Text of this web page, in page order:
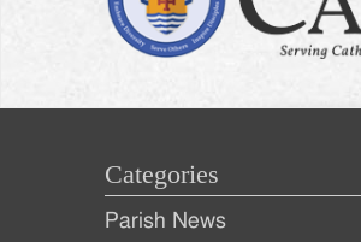
Categories
Parish News